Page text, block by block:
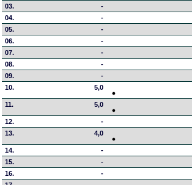
03.
-
04.
-
05.
-
06.
-
07.
-
08.
-
09.
-
10.
5,0
11. 5,0
12. -
13.
4,0
14. -
15.
-
16.
-